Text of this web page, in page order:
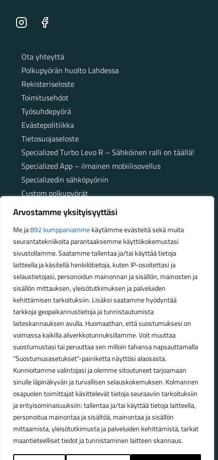
Arvostamme yksityisyyttäsi
Me ja892 kumppaniammekäytämme evästeitä sekä muita
seurantatekniikoita parantaaksemme käyttökokemustasi
sivustollamme. Saatamme tallentaa ja/tai käyttää tietoja
laitteella ja käsitellä henkilötietoja, kuten IP-osoitettasi ja
selaustietojasi, personoidun mainonnan ja sisällön, mainosten ja
sisällön mittauksen, yleisötutkimuksen ja palveluiden
kehittämisen tarkoituksiin. Lisäksi saatamme hyödyntää
tarkkoja geopaikannustietoja ja tunnistautumista
laiteskannauksen avulla. Huomaathan, että suostumuksesi on
voimassa kaikilla aliverkkotunnuksillamme. Voit muuttaa
suostumustasi tai peruuttaa sen milloin tahansa napsauttamalla
"Suostumusasetukset"-painiketta näyttösi alaosasta.
Kunnioitamme valintojasi ja olemme sitoutuneet tarjoamaan
sinulle läpinäkyvän ja turvallisen selauskokemuksen. Kolmannen
osapuolen toimittajat käsittelevät tietoja seuraaviin tarkoituksiin
ja erityisominaisuuksiin: tallentaa ja/tai käyttää tietoja laitteella,
personoitua mainontaa ja sisältöä, mainontaa ja sisällön
mittaamista, yleisötutkimusta ja palveluiden kehittämistä, tarkat
maantieteelliset tiedot ja tunnistaminen laitteen skannaus.
Instagram Facebook
SivutOta yhteyttä
Polkupyörän huolto Lahdessa
Rekisteriseloste
Toimitusehdot
Työsuhdepyörä
Evästepolitiikka
Tietosuojaseloste
Specialized Turbo Levo R – Sähköinen ralli on täällä!
Specialized App – ilmainen mobiilisovellus
Specializedin sähköpyöriin
Custom polkupyörät
Fatbikellä helppoa ja huoletonta etenemistä
maastossa
Aukioloajat
Talvikauden aukioloajat (1.10.2025 – 28.2.2026)
Ma-Pe 10-18
La 10-14
Kesäkauden aukioloajat (1.3.2026 – 30.9.2026)
Ma-Pe 10-18
La 9-15
Poikkeavat aukioloajat:
Pyhäinpäivä lauantai 31.10. – suljettu
© Lahden Polkupyörähuolto - 2026